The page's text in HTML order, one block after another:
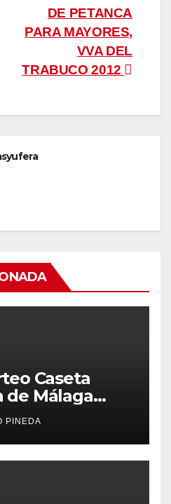
DE PETANCA
PARA MAYORES,
VVA DEL
TRABUCO 2012
Caseta
de Málaga
PINEDA